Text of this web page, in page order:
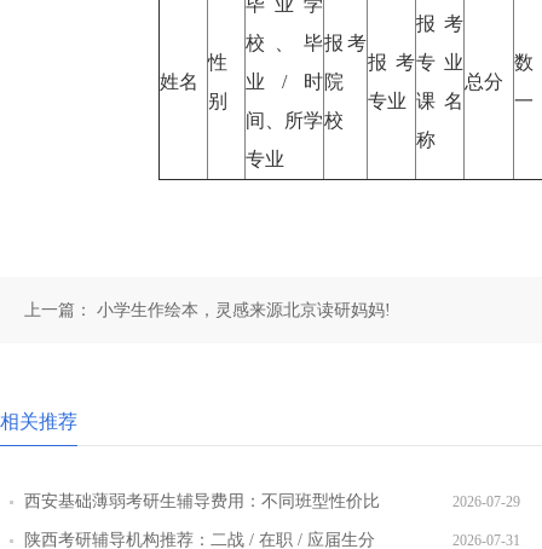
姓名
性
别
毕业学
校、毕
业/时
间、所学
专业
报考
院
校
报考
专业
报考
专业
课名
称
总分
数
一
上一篇： 小学生作绘本，灵感来源北京读研妈妈!
相关推荐
西安基础薄弱考研生辅导费用：不同班型性价比
对比
2026-07-29
陕西考研辅导机构推荐：二战 / 在职 / 应届生分 2026-07-31